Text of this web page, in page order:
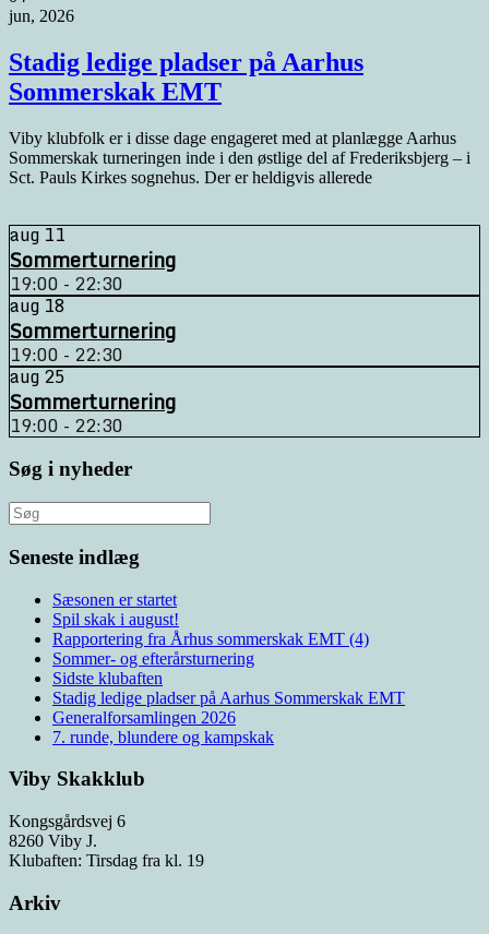
jun, 2026
Stadig ledige pladser på Aarhus
Sommerskak EMT
Viby klubfolk er i disse dage engageret med at planlægge Aarhus
Sommerskak turneringen inde i den østlige del af Frederiksbjerg – i
Sct. Pauls Kirkes sognehus. Der er heldigvis allerede
aug11
Sommerturnering
19:00 - 22:30
aug18
Sommerturnering
19:00 - 22:30
aug25
Sommerturnering
19:00 - 22:30
Søg i nyheder
Søg
efter:
Seneste indlæg
Sæsonen er startet
Spil skak i august!
Rapportering fra Århus sommerskak EMT (4)
Sommer- og efterårsturnering
Sidste klubaften
Stadig ledige pladser på Aarhus Sommerskak EMT
Generalforsamlingen 2026
7. runde, blundere og kampskak
Viby Skakklub
Kongsgårdsvej 6
8260 Viby J.
Klubaften: Tirsdag fra kl. 19
Arkiv